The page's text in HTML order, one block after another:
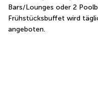
Bars/Lounges oder 2
Frühstücksbuffet wird
angeboten.